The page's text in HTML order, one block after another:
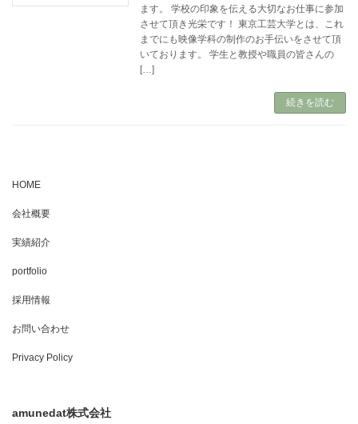
ます。 学校の印象を伝える大切なお仕事に参加
させて頂き光栄です！ 東京工芸大学とは、これ
までにも映像学科の制作のお手伝いをさせて頂
いております。 学生と教授や職員の皆さんの
[…]
続きを読む
HOME
会社概要
実績紹介
portfolio
採用情報
お問い合わせ
Privacy Policy
amunedat株式会社